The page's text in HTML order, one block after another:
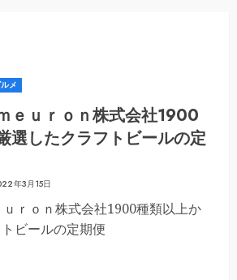
メ
ｅｕｒｏｎ株式会社1900
選したクラフトビールの定
年3月15日
ｕｒｏｎ株式会社1900種類以上か
ビールの定期便